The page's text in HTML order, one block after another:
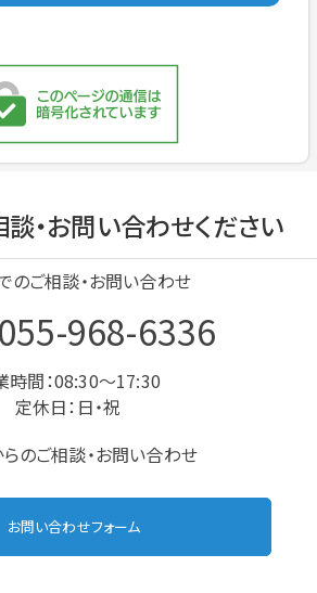
・お問い合わせください
のご相談・お問い合わせ
055-968-6336
時間：08:30～17:30
定休日：日・祝
のご相談・お問い合わせ
お問い合わせフォーム